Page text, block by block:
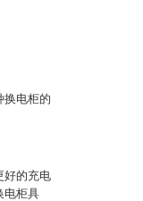
换电柜的
好的充电
电柜具